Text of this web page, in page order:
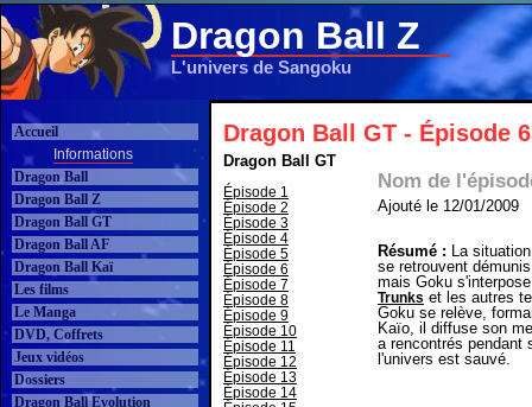
Dragon Ball Z
L'univers de Sangoku
Accueil
Informations
Dragon Ball
Dragon Ball Z
Dragon Ball GT
Dragon Ball AF
Dragon Ball Kaï
Les films
Le Manga
DVD, Coffrets
Jeux vidéos
Dossiers
Dragon Ball Evolution
Dragon Ball GT - Épisode
Dragon Ball GT
Épisode 1
Épisode 2
Épisode 3
Épisode 4
Épisode 5
Épisode 6
Épisode 7
Épisode 8
Épisode 9
Épisode 10
Épisode 11
Épisode 12
Épisode 13
Épisode 14
Nom de
Ajouté le 12/01/2009
Résumé : La
se retrouvent
mais Goku
Trunks et les autres
Goku se relève,
Kaïo, il diffuse son
a rencontrés pendant
l'univers est sauvé.